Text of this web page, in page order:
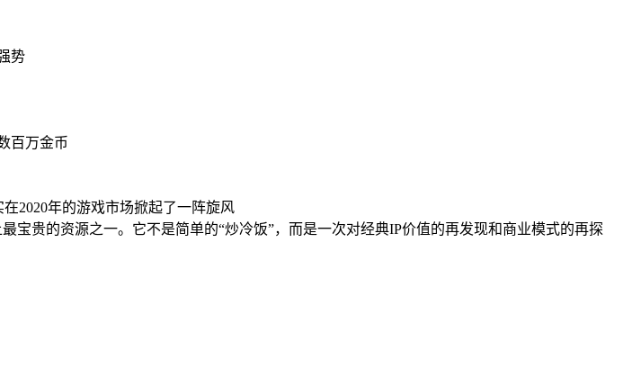
势
百万金币
2020年的游戏市场掀起了一阵旋风
贵的资源之一。它不是简单的“炒冷饭”，而是一次对经典IP价值的再发现和商业模式的再探